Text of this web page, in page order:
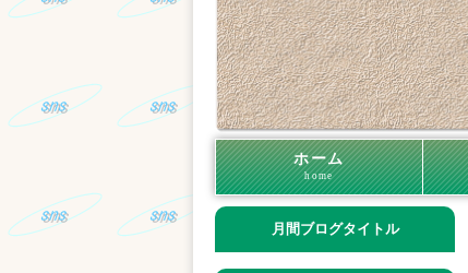
ホーム
home
月間ブログタイトル